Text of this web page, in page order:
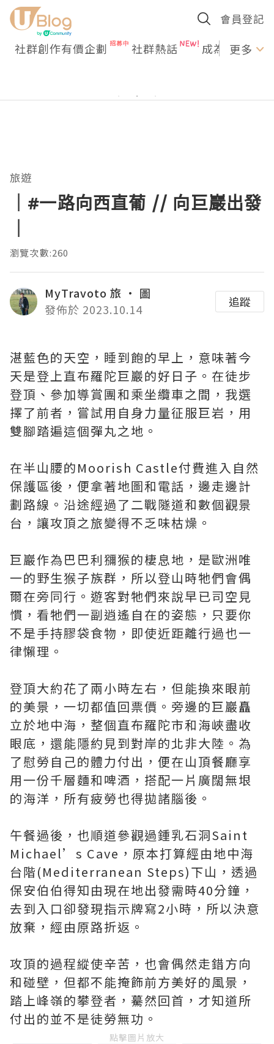
會員登記
社群創作有價企劃 社群熱話 成為U更多
旅遊
｜#一路向西直葡 // 向巨巖出發
瀏覽次數:260
MyTravoto 旅 · 圖
發佈於 2023.10.14
追蹤
湛藍色的天空，睡到飽的早上，意味著今
天是登上直布羅陀巨巖的好日子。在徒步
登頂、參加導賞團和乘坐纜車之間，我選
擇了前者，嘗試用自身力量征服巨岩，用
雙腳踏遍這個彈丸之地。
在半山腰的Moorish Castle付費進入自然
保護區後，便拿著地圖和電話，邊走邊計
劃路線。沿途經過了二戰隧道和數個觀景
台，讓攻頂之旅變得不乏味枯燥。
巨巖作為巴巴利獼猴的棲息地，是歐洲唯
一的野生猴子族群，所以登山時牠們會偶
爾在旁同行。遊客對牠們來說早已司空見
慣，看牠們一副逍遙自在的姿態，只要你
不是手持膠袋食物，即使近距離行過也一
律懶理。
登頂大約花了兩小時左右，但能換來眼前
的美景，一切都值回票價。旁邊的巨巖矗
立於地中海，整個直布羅陀市和海峽盡收
眼底，還能隱約見到對岸的北非大陸。為
了慰勞自己的體力付出，便在山頂餐廳享
用一份千層麵和啤酒，搭配一片廣闊無垠
的海洋，所有疲勞也得拋諸腦後。
午餐過後，也順道參觀過鍾乳石洞Saint
Michael’s Cave，原本打算經由地中海
台階(Mediterranean Steps)下山，透過
保安伯伯得知由現在地出發需時40分鐘，
去到入口卻發現指示牌寫2小時，所以決意
放棄，經由原路折返。
攻頂的過程縱使辛苦，也會偶然走錯方向
和碰壁，但都不能掩飾前方美好的風景，
踏上峰嶺的攀登者，驀然回首，才知道所
付出的並不是徒勞無功。
點擊圖片放大